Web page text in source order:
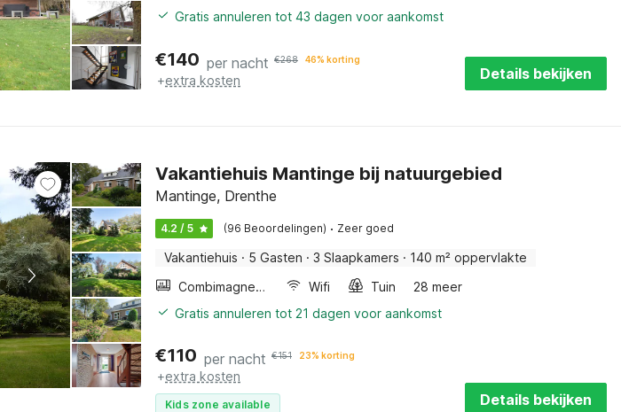
Gratis annuleren tot 43 dagen voor aankomst
€140 per nacht €268 46% korting
+extra kosten Details bekijken
Vakantiehuis Mantinge bij natuurgebied
Mantinge, Drenthe
4.2 / 5 (96 Beoordelingen) · Zeer goed
Vakantiehuis · 5 Gasten · 3 Slaapkamers · 140 m² oppervlakte
Combimagnetron
Wifi Tuin
28 meer
Gratis annuleren tot 21 dagen voor aankomst
€110 per nacht €151 23% korting
+extra kosten
Kids zone available Details bekijken